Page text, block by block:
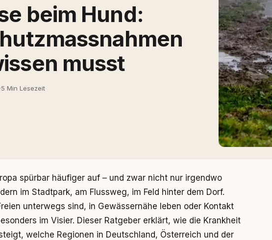
beim Hund:
musst
·5 Min Lesezeit
spürbar häufiger auf – und zwar nicht nur irgendwo
im Stadtpark, am Flussweg, im Feld hinter dem Dorf.
unterwegs sind, in Gewässernähe leben oder Kontakt
im Visier. Dieser Ratgeber erklärt, wie die Krankheit
welche Regionen in Deutschland, Österreich und der